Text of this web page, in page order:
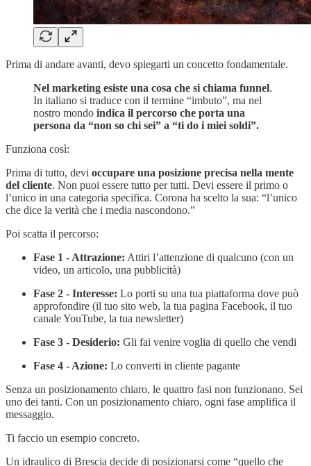
Prima di andare avanti, devo spiegarti un concetto fondamentale.
Nel marketing esiste una cosa che si chiama funnel.
In italiano si traduce con il termine “imbuto”, ma nel
nostro mondo indica il percorso che porta una
persona da “non so chi sei” a “ti do i miei soldi”.
Funziona così:
Prima di tutto, devi occupare una posizione precisa nella mente
del cliente. Non puoi essere tutto per tutti. Devi essere il primo o
l’unico in una categoria specifica. Corona ha scelto la sua: “l’unico
che dice la verità che i media nascondono.”
Poi scatta il percorso:
Fase 1 - Attrazione: Attiri l’attenzione di qualcuno (con un
video, un articolo, una pubblicità)
Fase 2 - Interesse: Lo porti su una tua piattaforma dove può
approfondire (il tuo sito web, la tua pagina Facebook, il tuo
canale YouTube, la tua newsletter)
Fase 3 - Desiderio: Gli fai venire voglia di quello che vendi
Fase 4 - Azione: Lo converti in cliente pagante
Senza un posizionamento chiaro, le quattro fasi non funzionano. Sei
uno dei tanti. Con un posizionamento chiaro, ogni fase amplifica il
messaggio.
Ti faccio un esempio concreto.
Un idraulico di Brescia decide di posizionarsi come “quello che